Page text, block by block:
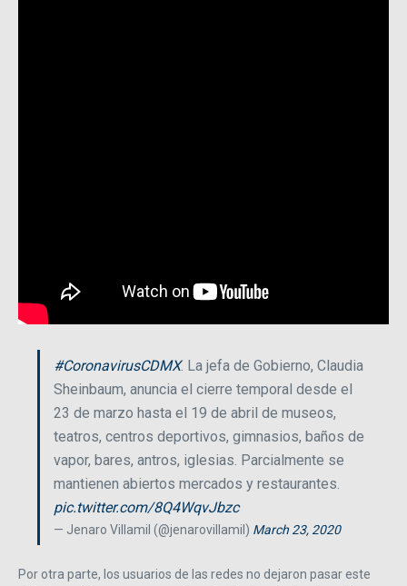
#CoronavirusCDMX. La jefa de Gobierno, Claudia
Sheinbaum, anuncia el cierre temporal desde el
23 de marzo hasta el 19 de abril de museos,
teatros, centros deportivos, gimnasios, baños de
vapor, bares, antros, iglesias. Parcialmente se
mantienen abiertos mercados y restaurantes.
pic.twitter.com/8Q4WqvJbzc
— Jenaro Villamil (@jenarovillamil) March 23, 2020
Por otra parte, los usuarios de las redes no dejaron pasar este